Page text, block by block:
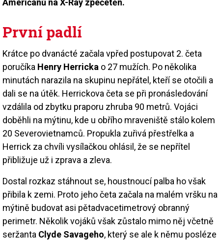
Američanů na X-Ray zpečetěn.
První padlí
Krátce po dvanácté začala vpřed postupovat 2. četa
poručíka Henry Herricka o 27 mužích. Po několika
minutách narazila na skupinu nepřátel, kteří se otočili a
dali se na útěk. Herrickova četa se při pronásledování
vzdálila od zbytku praporu zhruba 90 metrů. Vojáci
doběhli na mýtinu, kde u obřího mraveniště stálo kolem
20 Severovietnamců. Propukla zuřivá přestřelka a
Herrick za chvíli vysílačkou ohlásil, že se nepřítel
přibližuje už i zprava a zleva.
Dostal rozkaz stáhnout se, houstnoucí palba ho však
přibila k zemi. Proto jeho četa začala na malém vršku na
mýtině budovat asi pětadvacetimetrový obranný
perimetr. Několik vojáků však zůstalo mimo něj včetně
seržanta Clyde Savageho, který se ale k němu posléze